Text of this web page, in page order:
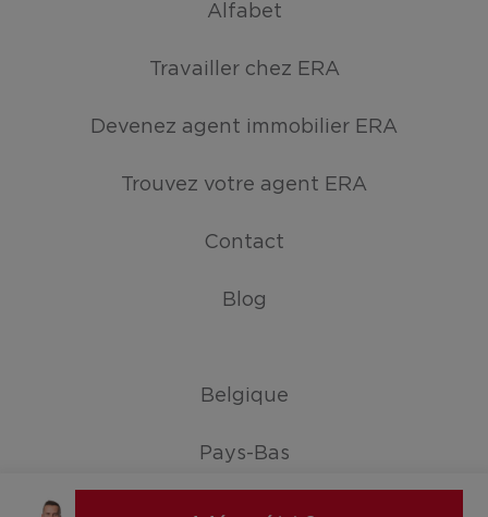
Alfabet
Travailler chez ERA
Devenez agent immobilier ERA
Trouvez votre agent ERA
Contact
Blog
Belgique
Pays-Bas
Allemagne